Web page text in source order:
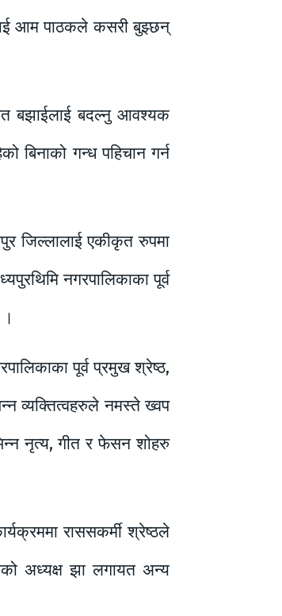
आम पाठकले कसरी बुझ्छन्
बझाईलाई बदल्नु आवश्यक
बिनाको गन्ध पहिचान गर्न
जिल्लालाई एकीकृत रुपमा
नगरपालिकाका पूर्व
पूर्व प्रमुख श्रेष्ठ,
व्यक्तित्वहरुले नमस्ते ख्वप
नृत्य, गीत र फेसन शोहरु
राससकर्मी श्रेष्ठले
अध्यक्ष झा लगायत अन्य